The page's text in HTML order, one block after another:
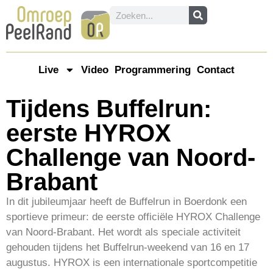
Live Video Programmering Contact
Tijdens Buffelrun:
eerste HYROX
Challenge van Noord-
Brabant
In dit jubileumjaar heeft de Buffelrun in Boerdonk een
sportieve primeur: de eerste officiële HYROX Challenge
van Noord-Brabant. Het wordt als speciale activiteit
gehouden tijdens het Buffelrun-weekend van 16 en 17
augustus. HYROX is een internationale sportcompetitie